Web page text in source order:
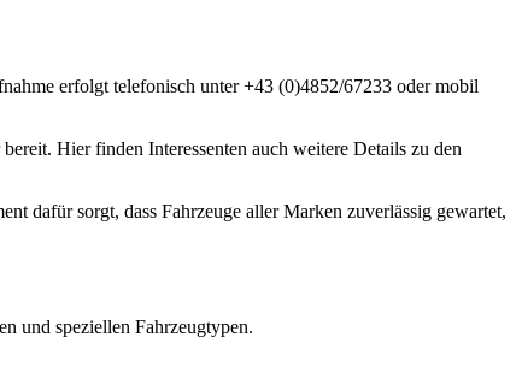
erfolgt telefonisch unter +43 (0)4852/67233 oder mobil
Hier finden Interessenten auch weitere Details zu den
dafür sorgt, dass Fahrzeuge aller Marken zuverlässig gewartet,
und speziellen Fahrzeugtypen.